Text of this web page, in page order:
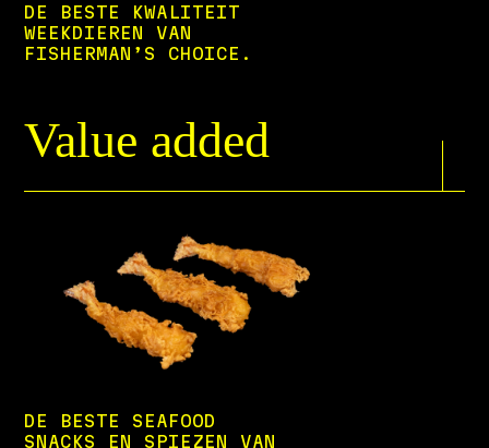
DE BESTE KWALITEIT
WEEKDIEREN VAN
FISHERMAN’S CHOICE.
Value added
DE BESTE SEAFOOD
SNACKS EN SPIEZEN VAN